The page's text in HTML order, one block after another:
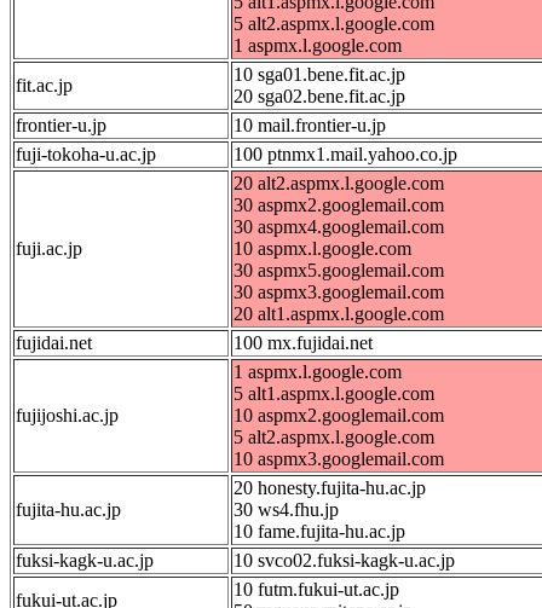
5 alt2.aspmx.l.google.com
1 aspmx.l.google.com
fit.ac.jp
10 sga01.bene.fit.ac.jp
20 sga02.bene.fit.ac.jp
frontier-u.jp
10 mail.frontier-u.jp
fuji-tokoha-u.ac.jp
100 ptnmx1.mail.yahoo.co.jp
fuji.ac.jp
20 alt2.aspmx.l.google.com
30 aspmx2.googlemail.com
30 aspmx4.googlemail.com
10 aspmx.l.google.com
30 aspmx5.googlemail.com
30 aspmx3.googlemail.com
20 alt1.aspmx.l.google.com
fujidai.net
100 mx.fujidai.net
fujijoshi.ac.jp
1 aspmx.l.google.com
5 alt1.aspmx.l.google.com
10 aspmx2.googlemail.com
5 alt2.aspmx.l.google.com
10 aspmx3.googlemail.com
fujita-hu.ac.jp
20 honesty.fujita-hu.ac.jp
30 ws4.fhu.jp
10 fame.fujita-hu.ac.jp
fuksi-kagk-u.ac.jp
10 svco02.fuksi-kagk-u.ac.jp
fukui-ut.ac.jp
10 futm.fukui-ut.ac.jp